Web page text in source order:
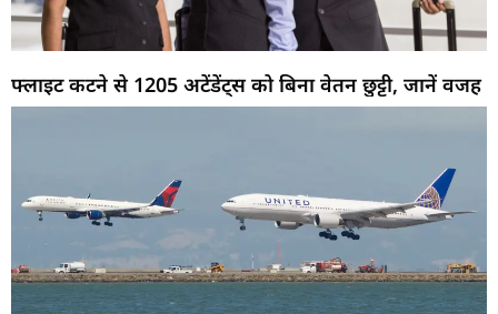
फ्लाइट कटने से 1205 अटेंडेंट्स को बिना वेतन छुट्टी, जानें वजह